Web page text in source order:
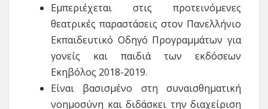
Εμπεριέχεται στις προτεινόμενες
θεατρικές παραστάσεις στον Πανελλήνιο
Εκπαιδευτικό Οδηγό Προγραμμάτων για
γονείς και παιδιά των εκδόσεων
Εκηβόλος 2018-2019.
Είναι βασισμένο στη συναισθηματική
νοημοσύνη και διδάσκει την διαχείριση